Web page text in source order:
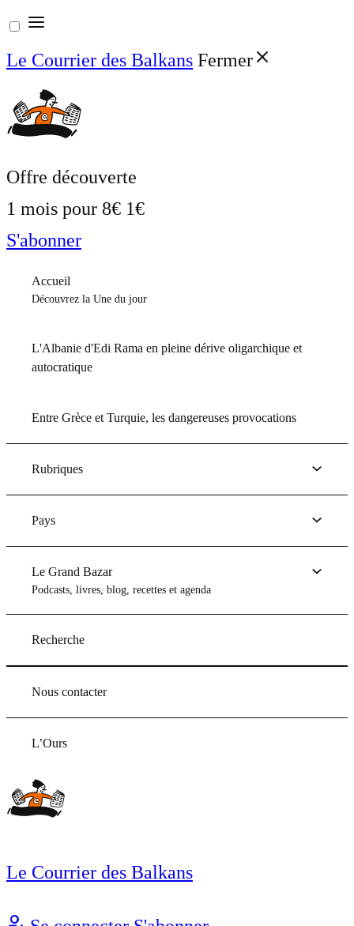
Aller
au
contenu
Le Courrier des Balkans Fermer
Offre découverte
1 mois pour 8€ 1€
S'abonner
Accueil
Découvrez la Une du jour
L'Albanie d'Edi Rama en pleine dérive oligarchique et
autocratique
Entre Grèce et Turquie, les dangereuses provocations
Rubriques
Pays
Le Grand Bazar
Podcasts, livres, blog, recettes et agenda
Recherche
Nous contacter
L’Ours
Le Courrier des Balkans